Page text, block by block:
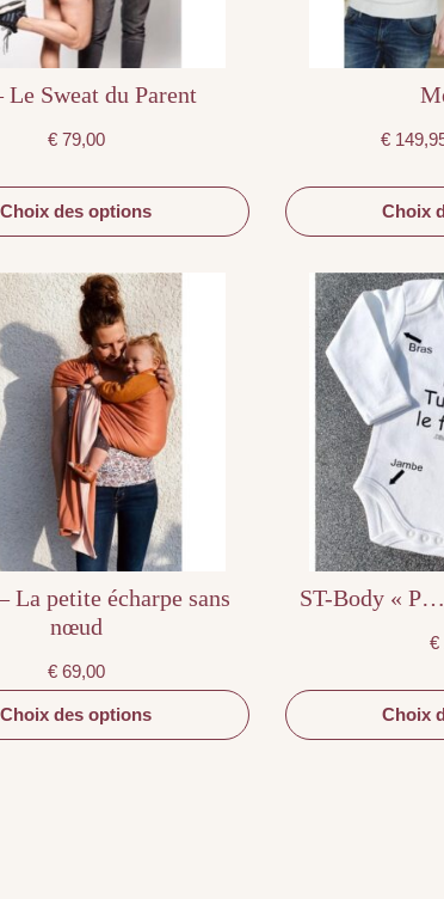
Le Sweat du Parent
€79,00
Choix des options
produit
€
Choix
La petite écharpe sans
nœud
€69,00
Choix des options
Ce
produit
plusieurs
variations.
Les
options
peuvent
être
choisies
sur
la
page
du
produit
ST-Body «
€
Choix